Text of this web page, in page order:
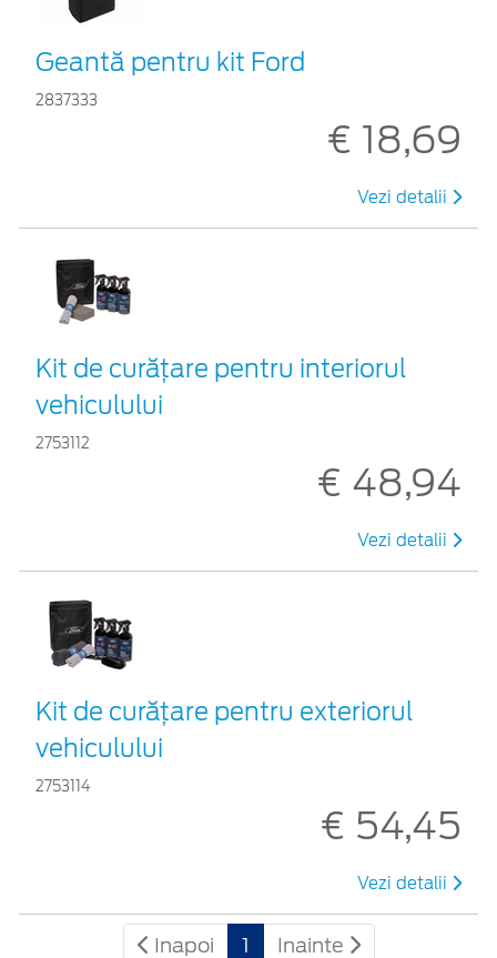
Geantă pentru kit Ford
2837333
€ 18,69
Vezi detalii
Kit de curățare pentru interiorul
vehiculului
2753112
€ 48,94
Vezi detalii
Kit de curățare pentru exteriorul
vehiculului
2753114
€ 54,45
Vezi detalii
Inapoi 1 Inainte